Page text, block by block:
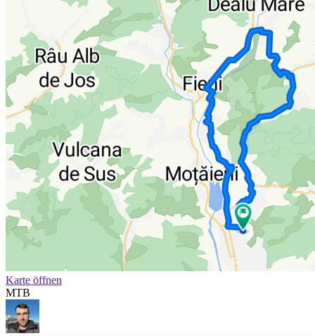
Karte öffnen
MTB